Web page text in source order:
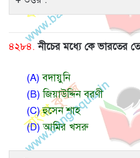
৪২৮৪. নীচের মধ্যে কে ভারতের
(A)বদায়ুনি
(B)জিয়াউদ্দিন বরণী
(C)হুসেন শাহ
(D)আমির খসরু